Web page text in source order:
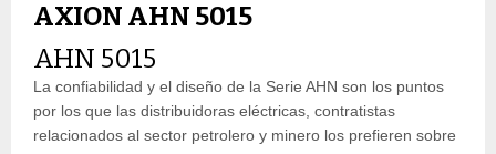
AXION AHN 5015
AHN 5015
La confiabilidad y el diseño de la Serie AHN son los puntos
por los que las distribuidoras eléctricas, contratistas
relacionados al sector petrolero y minero los prefieren sobre